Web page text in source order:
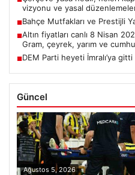
vizyonu ve yasal
■Bahçe Mutfakları ve Prestijli
■Altın fiyatları canlı 8 Nisan
Gram, çeyrek, yarım ve
■DEM Parti heyeti İmralı’ya gitti
Güncel
Ağustos 5, 2026